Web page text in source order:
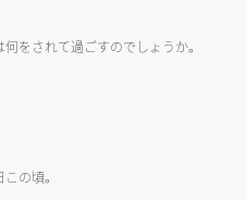
をされて過ごすのでしょうか。
の頃。